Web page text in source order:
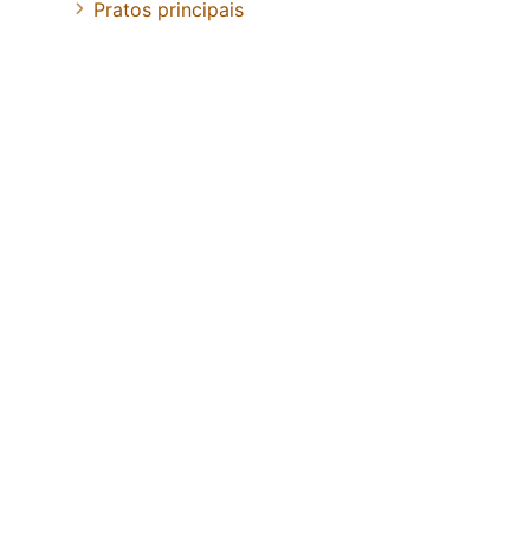
Pratos principais